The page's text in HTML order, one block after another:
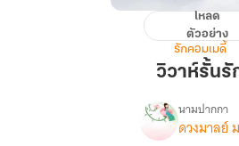
วิวาห์
โหลด
ตัวอย่าง
รักคอมเมดี้
วิวาห์รั้นรั
เรื่อง
นามปากกา
ดวงมาลย์